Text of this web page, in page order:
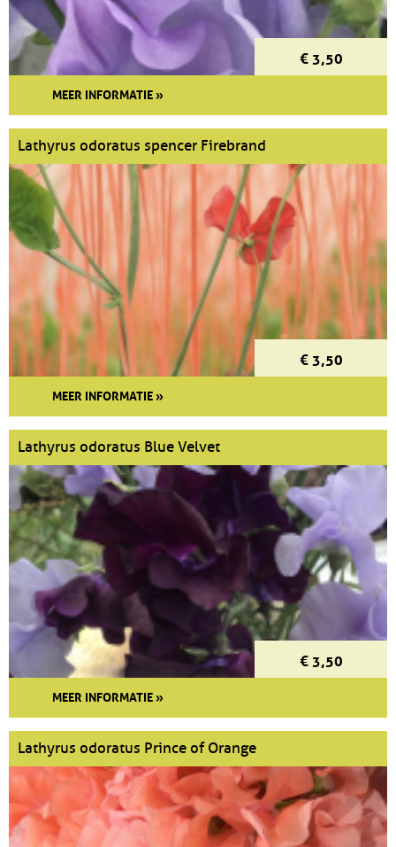
€ 3,50
MEER INFORMATIE »
Lathyrus odoratus spencer Firebrand
€ 3,50
MEER INFORMATIE »
Lathyrus odoratus Blue Velvet
€ 3,50
MEER INFORMATIE »
Lathyrus odoratus Prince of Orange